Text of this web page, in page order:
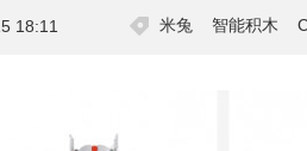
18:11 米兔 智能积木